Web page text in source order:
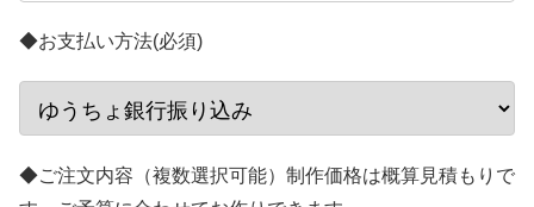
◆お支払い方法(必須)
◆ご注文内容（複数選択可能）制作価格は概算見積もりで